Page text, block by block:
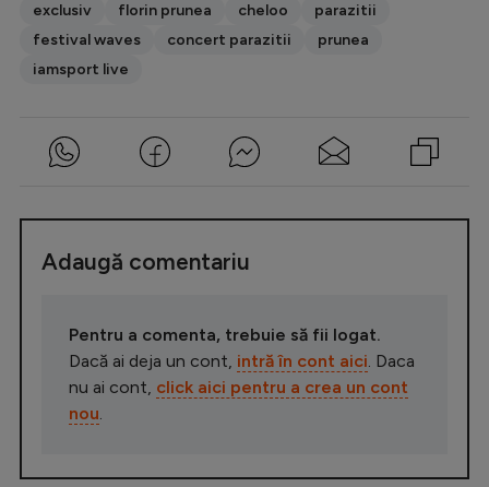
exclusiv florin prunea cheloo
parazitii
festival waves
concert parazitii
prunea
iamsport live
Adaugă comentariu
Pentru a comenta, trebuie să fii logat.
Dacă ai deja un cont, intră în cont aici. Daca
nu ai cont, click aici pentru a crea un cont
nou.